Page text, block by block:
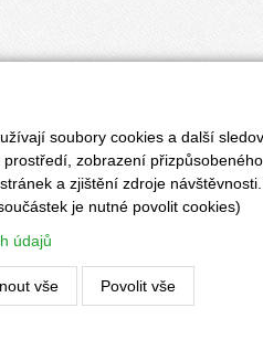
soubory cookies a další
zobrazení
a zjištění zdroje návštěvnosti.
je nutné povolit cookies)
údajů
vše Povolit vše